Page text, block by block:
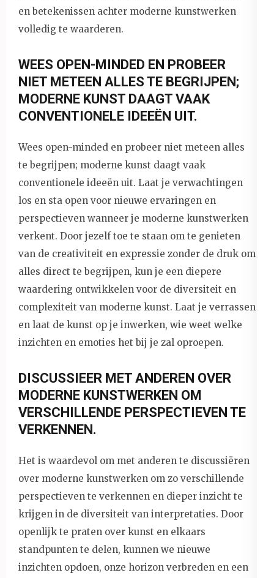
en betekenissen achter moderne kunstwerken
volledig te waarderen.
WEES OPEN-MINDED EN PROBEER
NIET METEEN ALLES TE BEGRIJPEN;
MODERNE KUNST DAAGT VAAK
CONVENTIONELE IDEEËN UIT.
Wees open-minded en probeer niet meteen alles
te begrijpen; moderne kunst daagt vaak
conventionele ideeën uit. Laat je verwachtingen
los en sta open voor nieuwe ervaringen en
perspectieven wanneer je moderne kunstwerken
verkent. Door jezelf toe te staan om te genieten
van de creativiteit en expressie zonder de druk om
alles direct te begrijpen, kun je een diepere
waardering ontwikkelen voor de diversiteit en
complexiteit van moderne kunst. Laat je verrassen
en laat de kunst op je inwerken, wie weet welke
inzichten en emoties het bij je zal oproepen.
DISCUSSIEER MET ANDEREN OVER
MODERNE KUNSTWERKEN OM
VERSCHILLENDE PERSPECTIEVEN TE
VERKENNEN.
Het is waardevol om met anderen te discussiëren
over moderne kunstwerken om zo verschillende
perspectieven te verkennen en dieper inzicht te
krijgen in de diversiteit van interpretaties. Door
openlijk te praten over kunst en elkaars
standpunten te delen, kunnen we nieuwe
inzichten opdoen, onze horizon verbreden en een